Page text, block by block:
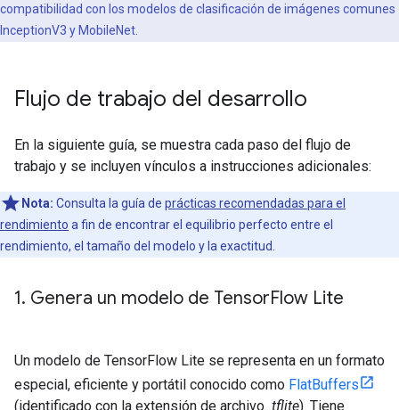
compatibilidad con los modelos de clasificación de imágenes comunes
InceptionV3 y MobileNet.
Flujo de trabajo del desarrollo
En la siguiente guía, se muestra cada paso del flujo de
trabajo y se incluyen vínculos a instrucciones adicionales:
Nota: Consulta la guía de prácticas recomendadas para el
rendimiento a fin de encontrar el equilibrio perfecto entre el
rendimiento, el tamaño del modelo y la exactitud.
1. Genera un modelo de TensorFlow Lite
Un modelo de TensorFlow Lite se representa en un formato
especial, eficiente y portátil conocido como FlatBuffers
(identificado con la extensión de archivo .tflite). Tiene